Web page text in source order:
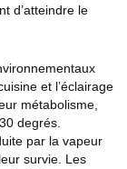
d’atteindre le
et l’éclairage
métabolisme,
degrés.
par la vapeur
survie. Les